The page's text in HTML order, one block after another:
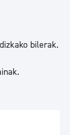
bilerak.